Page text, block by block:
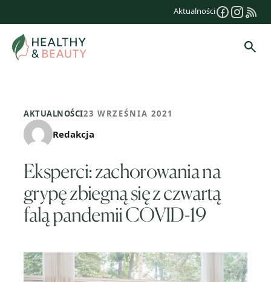
treści
Aktualności
AKTUALNOŚCI23 WRZEŚNIA 2021
Redakcja
Eksperci: zachorowania na
grypę zbiegną się z czwartą
falą pandemii COVID-19